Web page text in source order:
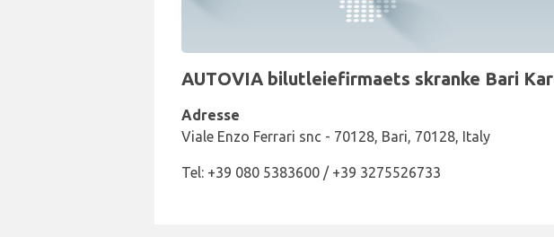
AUTOVIA bilutleiefirmaets skranke Bari
Adresse
Viale Enzo Ferrari snc - 70128, Bari, 70128, Italy
Tel: +39 080 5383600 / +39 3275526733